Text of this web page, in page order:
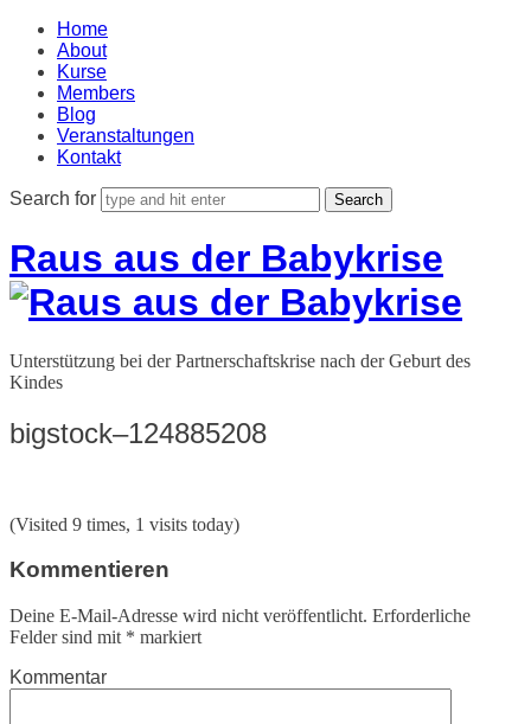
Home
About
Kurse
Members
Blog
Veranstaltungen
Kontakt
Search for
Raus aus der Babykrise
Unterstützung bei der Partnerschaftskrise nach der Geburt des
Kindes
bigstock–124885208
(Visited 9 times, 1 visits today)
Kommentieren
Deine E-Mail-Adresse wird nicht veröffentlicht. Erforderliche
Felder sind mit * markiert
Kommentar